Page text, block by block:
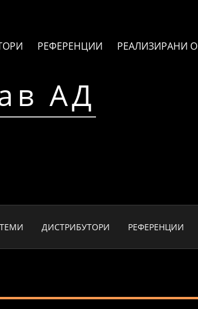
РЕФЕРЕНЦИИ РЕАЛИЗИРАНИ
АД
ДИСТРИБУТОРИ РЕФЕРЕНЦИИ